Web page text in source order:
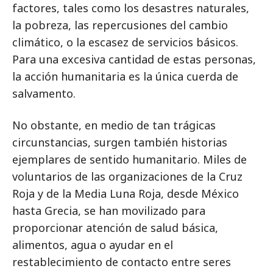
factores, tales como los desastres naturales,
la pobreza, las repercusiones del cambio
climático, o la escasez de servicios básicos.
Para una excesiva cantidad de estas personas,
la acción humanitaria es la única cuerda de
salvamento.
No obstante, en medio de tan trágicas
circunstancias, surgen también historias
ejemplares de sentido humanitario. Miles de
voluntarios de las organizaciones de la Cruz
Roja y de la Media Luna Roja, desde México
hasta Grecia, se han movilizado para
proporcionar atención de salud básica,
alimentos, agua o ayudar en el
restablecimiento de contacto entre seres